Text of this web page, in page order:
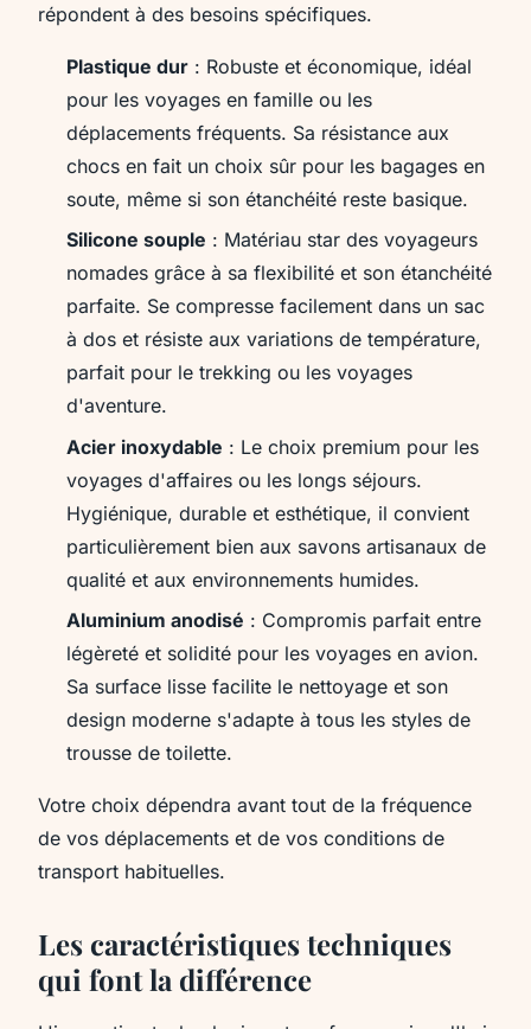
répondent à des besoins spécifiques.
Plastique dur : Robuste et économique, idéal
pour les voyages en famille ou les
déplacements fréquents. Sa résistance aux
chocs en fait un choix sûr pour les bagages en
soute, même si son étanchéité reste basique.
Silicone souple : Matériau star des voyageurs
nomades grâce à sa flexibilité et son étanchéité
parfaite. Se compresse facilement dans un sac
à dos et résiste aux variations de température,
parfait pour le trekking ou les voyages
d'aventure.
Acier inoxydable : Le choix premium pour les
voyages d'affaires ou les longs séjours.
Hygiénique, durable et esthétique, il convient
particulièrement bien aux savons artisanaux de
qualité et aux environnements humides.
Aluminium anodisé : Compromis parfait entre
légèreté et solidité pour les voyages en avion.
Sa surface lisse facilite le nettoyage et son
design moderne s'adapte à tous les styles de
trousse de toilette.
Votre choix dépendra avant tout de la fréquence
de vos déplacements et de vos conditions de
transport habituelles.
Les caractéristiques techniques
qui font la différence